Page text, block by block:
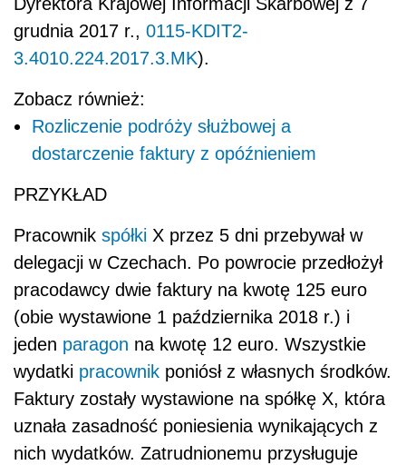
grudnia 2017 r., 0115-KDIT2-
3.4010.224.2017.3.MK).
Zobacz również:
Rozliczenie podróży służbowej a
dostarczenie faktury z opóźnieniem
PRZYKŁAD
Pracownik spółki X przez 5 dni przebywał w
delegacji w Czechach. Po powrocie przedłożył
pracodawcy dwie faktury na kwotę 125 euro
(obie wystawione 1 października 2018 r.) i
jeden paragon na kwotę 12 euro. Wszystkie
wydatki pracownik poniósł z własnych środków.
Faktury zostały wystawione na spółkę X, która
uznała zasadność poniesienia wynikających z
nich wydatków. Zatrudnionemu przysługuje